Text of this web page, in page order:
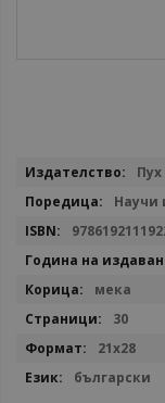
Повече
Пух
Научи
мека
30
21х28
български